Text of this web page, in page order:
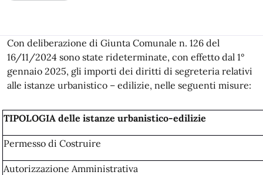
Con deliberazione di Giunta Comunale n. 126 del
16/11/2024 sono state rideterminate, con effetto dal 1°
gennaio 2025, gli importi dei diritti di segreteria relativi
alle istanze urbanistico – edilizie, nelle seguenti misure:
TIPOLOGIA delle istanze urbanistico-edilizie
Permesso di Costruire
Autorizzazione Amministrativa